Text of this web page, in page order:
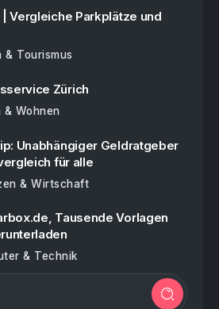
| Vergleiche Parkplätze und
& Tourismus
Zürich
& Wohnen
Unabhängiger Geldratgeber
für alle
& Wirtschaft
Tausende Vorlagen
& Technik